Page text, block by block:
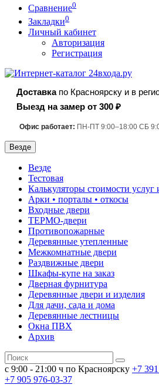
Сравнение0
Закладки0
Личный кабинет
Авторизация
Регистрация
Доставкапо Красноярску и в
Выезд на замер от 300 ₽
Офис работает: ПН-ПТ 9:00–18:00 СБ
Везде
Везде
Тестовая
Калькуляторы стоимости услуг
Арки • порталы • откосы
Входные двери
ТЕРМО-двери
Противопожарные
Деревянные утепленные
Межкомнатные двери
Раздвижные двери
Шкафы-купе на заказ
Дверная фурнитура
Деревянные двери и изделия
Для дачи, сада и дома
Деревянные лестницы
Окна ПВХ
Архив
с 9:00 - 21:00 ч по Красноярску +7 391
+7 905 976-03-37